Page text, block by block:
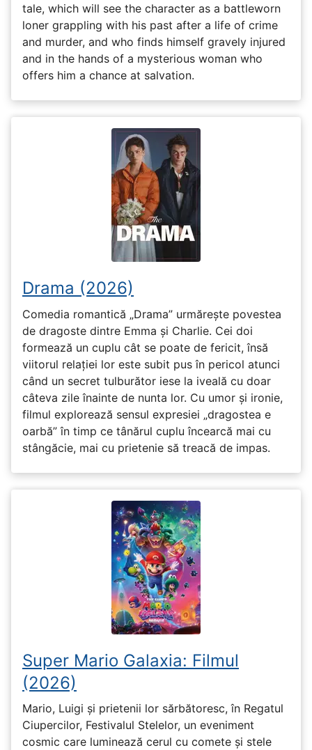
tale, which will see the character as a battleworn
loner grappling with his past after a life of crime
and murder, and who finds himself gravely injured
and in the hands of a mysterious woman who
offers him a chance at salvation.
Drama (2026)
Comedia romantică „Drama” urmărește povestea
de dragoste dintre Emma și Charlie. Cei doi
formează un cuplu cât se poate de fericit, însă
viitorul relației lor este subit pus în pericol atunci
când un secret tulburător iese la iveală cu doar
câteva zile înainte de nunta lor. Cu umor și ironie,
filmul explorează sensul expresiei „dragostea e
oarbă” în timp ce tânărul cuplu încearcă mai cu
stângăcie, mai cu prietenie să treacă de impas.
Super Mario Galaxia: Filmul
(2026)
Mario, Luigi și prietenii lor sărbătoresc, în Regatul
Ciupercilor, Festivalul Stelelor, un eveniment
cosmic care luminează cerul cu comete și stele